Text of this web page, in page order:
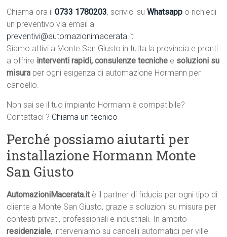
Chiama ora il0733 1780203, scrivici suWhatsapp o richiedi
un preventivo via email a
preventivi@automazionimacerata.it.
Siamo attivi a Monte San Giusto in tutta la provincia e pronti
a offrire interventi rapidi, consulenze tecniche e soluzioni su
misura per ogni esigenza di automazione Hormann per
cancello.
Non sai se il tuo impianto Hormann è compatibile?
Contattaci ? Chiama un tecnico
Perché possiamo aiutarti per
installazione Hormann Monte
San Giusto
AutomazioniMacerata.itè il partner di fiducia per ogni tipo di
cliente a Monte San Giusto, grazie a soluzioni su misura per
contesti privati, professionali e industriali. In ambito
residenziale, interveniamo su cancelli automatici per ville